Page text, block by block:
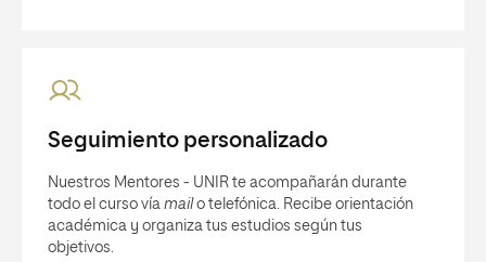
Seguimiento personalizado
Nuestros Mentores - UNIR te acompañarán durante
todo el curso vía mail o telefónica. Recibe orientación
académica y organiza tus estudios según tus
objetivos.